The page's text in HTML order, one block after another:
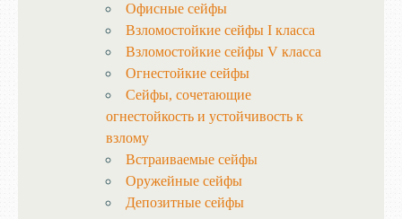
Офисные сейфы
Взломостойкие сейфы I класса
Взломостойкие сейфы V класса
Огнестойкие сейфы
Сейфы, сочетающие
огнестойкость и устойчивость к
взлому
Встраиваемые сейфы
Оружейные сейфы
Депозитные сейфы